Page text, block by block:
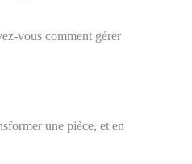
vous comment gérer
une pièce, et en